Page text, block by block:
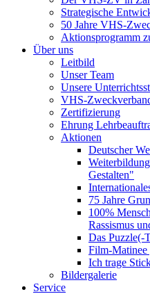
Strategische
50 Jahre VHS-
Aktionsprogramm
Über uns
Leitbild
Unser Team
Unsere
VHS-
Zertifizierung
Ehrung
Aktionen
Deutscher
Gestalten"
75 Jahre
100%
Rassismus
Das Puzzle(-
Film-Matinee
Ich trage
Bildergalerie
Service